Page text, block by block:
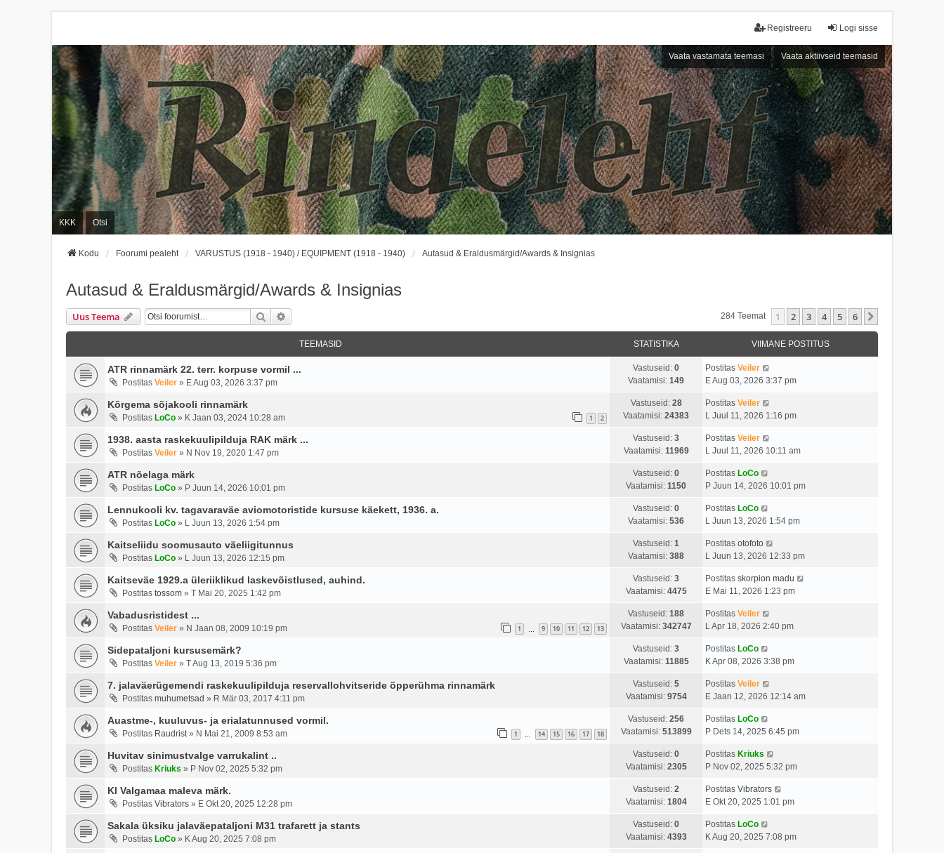
Logi sisse
Registreeru
Vaata vastamata teemasi Vaata aktiivseid teemasid
KKK Otsi
Kodu Foorumi pealeht VARUSTUS (1918 - 1940) / EQUIPMENT (1918 - 1940) Autasud & Eraldusmärgid/Awards & Insignias
Autasud & Eraldusmärgid/Awards & Insignias
Uus Teema Otsi 284 Teemat 1 2 3 4 5 6
TEEMASID STATISTIKA VIIMANE POSTITUS
ATR rinnamärk 22. terr. korpuse vormil ...
Postitas Veiler » E Aug 03, 2026 3:37 pm
Vastuseid: 0
Vaatamisi: 149
Postitas Veiler
E Aug 03, 2026 3:37 pm
Kõrgema sõjakooli rinnamärk
Postitas LoCo » K Jaan 03, 2024 10:28 am 1 2
Vastuseid: 28
Vaatamisi: 24383
Postitas Veiler
L Juul 11, 2026 1:16 pm
1938. aasta raskekuulipilduja RAK märk ...
Postitas Veiler » N Nov 19, 2020 1:47 pm
Vastuseid: 3
Vaatamisi: 11969
Postitas Veiler
L Juul 11, 2026 10:11 am
ATR nõelaga märk
Postitas LoCo » P Juun 14, 2026 10:01 pm
Vastuseid: 0
Vaatamisi: 1150
Postitas LoCo
P Juun 14, 2026 10:01 pm
Lennukooli kv. tagavaraväe aviomotoristide kursuse käekett, 1936. a.
Postitas LoCo » L Juun 13, 2026 1:54 pm
Vastuseid: 0
Vaatamisi: 536
Postitas LoCo
L Juun 13, 2026 1:54 pm
Kaitseliidu soomusauto väeliigitunnus
Postitas LoCo » L Juun 13, 2026 12:15 pm
Vastuseid: 1
Vaatamisi: 388
Postitas otofoto
L Juun 13, 2026 12:33 pm
Kaitseväe 1929.a üleriiklikud laskevõistlused, auhind.
Postitas tossom » T Mai 20, 2025 1:42 pm
Vastuseid: 3
Vaatamisi: 4475
Postitas skorpion madu
E Mai 11, 2026 1:23 pm
Vabadusristidest ...
Postitas Veiler » N Jaan 08, 2009 10:19 pm 1 9 10 11 12 13
Vastuseid: 188
Vaatamisi: 342747
Postitas Veiler
L Apr 18, 2026 2:40 pm
Sidepataljoni kursusemärk?
Postitas Veiler » T Aug 13, 2019 5:36 pm
Vastuseid: 3
Vaatamisi: 11885
Postitas LoCo
K Apr 08, 2026 3:38 pm
7. jalaväerügemendi raskekuulipilduja reservallohvitseride õpperühma rinnamärk
Postitas muhumetsad » R Mär 03, 2017 4:11 pm
Vastuseid: 5
Vaatamisi: 9754
Postitas Veiler
E Jaan 12, 2026 12:14 am
Auastme-, kuuluvus- ja erialatunnused vormil.
Postitas Raudrist» N Mai 21, 2009 8:53 am 1 14 15 16 17 18
Vastuseid: 256
Vaatamisi: 513899
Postitas LoCo
P Dets 14, 2025 6:45 pm
Huvitav sinimustvalge varrukalint ..
Postitas Kriuks » P Nov 02, 2025 5:32 pm
Vastuseid: 0
Vaatamisi: 2305
Postitas Kriuks
P Nov 02, 2025 5:32 pm
Kl Valgamaa maleva märk.
Postitas Vibrators » E Okt 20, 2025 12:28 pm
Vastuseid: 2
Vaatamisi: 1804
Postitas Vibrators
E Okt 20, 2025 1:01 pm
Sakala üksiku jalaväepataljoni M31 trafarett ja stants
Postitas LoCo » K Aug 20, 2025 7:08 pm
Vastuseid: 0
Vaatamisi: 4393
Postitas LoCo
K Aug 20, 2025 7:08 pm